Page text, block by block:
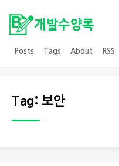
개발수양록
Posts Tags About RSS
Tag: 보안